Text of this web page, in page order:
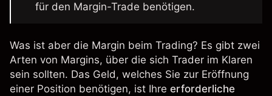
für den Margin-Trade benötigen.
Was ist aber die Margin beim Trading? Es gibt zwei
Arten von Margins, über die sich Trader im Klaren
sein sollten. Das Geld, welches Sie zur Eröffnung
einer Position benötigen, ist Ihre erforderliche